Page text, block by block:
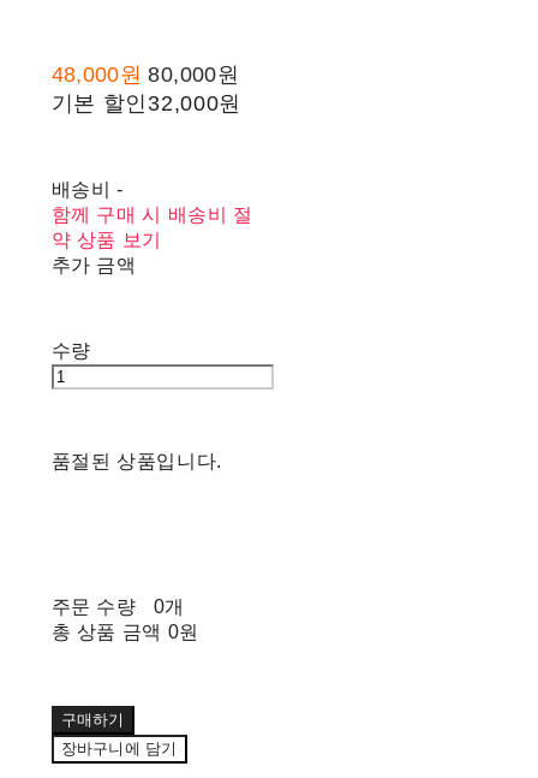
48,000원80,000원
기본 할인 32,000원
배송비-
함께 구매 시 배송비 절
약 상품 보기
추가 금액
수량
품절된 상품입니다.
주문 수량
0개
총 상품 금액 0원
구매하기
장바구니에 담기